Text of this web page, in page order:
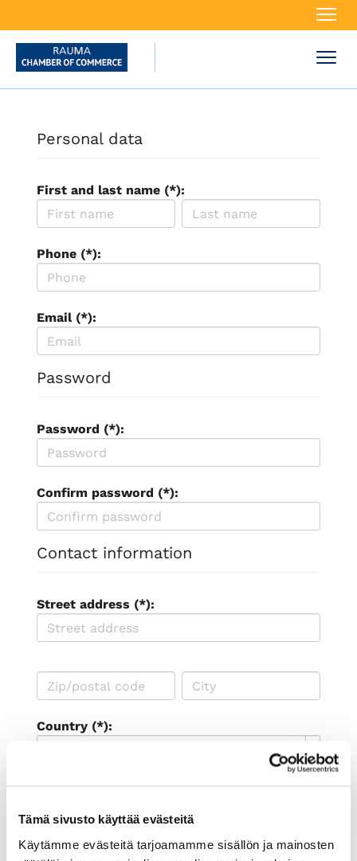
Tämä sivusto käyttää evästeitä
Käytämme evästeitä tarjoamamme sisällön ja mainosten
Personal data
First and last name (*):
Phone (*):
Email (*):
Password
Password (*):
Confirm password (*):
Contact information
Street address (*):
Country (*):
I'd like to receive the Rauman
kauppakamari newsletter
I accept the terms of use (*)